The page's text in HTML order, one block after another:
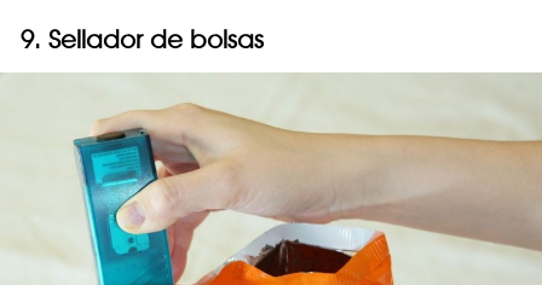
9. Sellador de bolsas